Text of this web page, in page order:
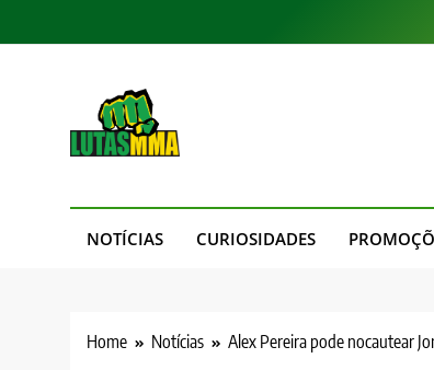
to
NOTÍCIAS CURIOSIDADES
Home Notícias Alex Pereira pode nocautear